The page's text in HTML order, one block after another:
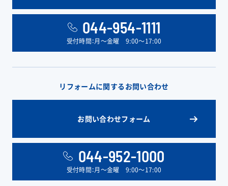
044-954-1111
受付時間：月〜金曜 9:00〜17:00
リフォームに関するお問い合わせ
お問い合わせフォーム
044-952-1000
受付時間：月〜金曜 9:00〜17:00